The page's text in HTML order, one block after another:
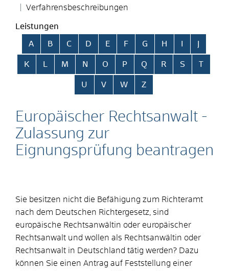
Verfahrensbeschreibungen
Leistungen
Alphabetisches Register überspringen
A B C D E F G H
K L M N O P Q R S T
U V W Z
Europäischer Rechtsanwalt -
Zulassung zur
Eignungsprüfung beantragen
Sie besitzen nicht die Befähigung zum Richteramt
nach dem Deutschen Richtergesetz, sind
europäische Rechtsanwältin oder europäischer
Rechtsanwalt und wollen als Rechtsanwältin oder
Rechtsanwalt in Deutschland tätig werden? Dazu
können Sie einen Antrag auf Feststellung einer